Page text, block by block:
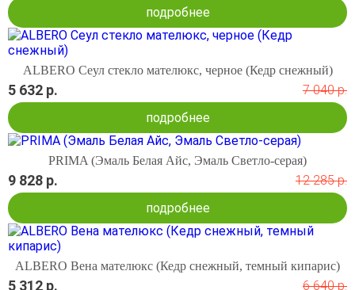
подробнее
ALBERO Сеул стекло мателюкс, черное (Кедр снежный)
5 632 р.
7 040 р.
подробнее
PRIMA (Эмаль Белая Айс, Эмаль Светло-серая)
9 828 р.
12 285 р.
подробнее
ALBERO Вена мателюкс (Кедр снежный, темный кипарис)
5 312 р.
6 640 р.